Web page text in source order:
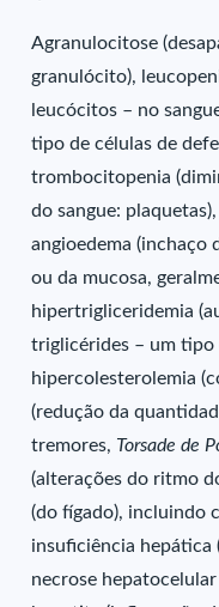
Agranulocitose
granulócito),
leucócitos – no
tipo de células de
trombocitopenia
do sangue:
angioedema (inchaço
ou da mucosa,
hipertrigliceridemia
triglicérides – um tipo
hipercolesterolemia
(redução da
tremores, Torsade de
(alterações do ritmo
(do fígado), incluindo
insuficiência hepática
necrose